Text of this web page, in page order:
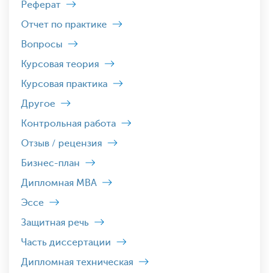
Реферат
Отчет по практике
Вопросы
Курсовая теория
Курсовая практика
Другое
Контрольная работа
Отзыв / рецензия
Бизнес-план
Дипломная MBA
Эссе
Защитная речь
Часть диссертации
Дипломная техническая